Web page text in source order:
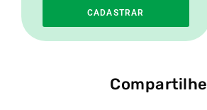
CADASTRAR
Compartilhe